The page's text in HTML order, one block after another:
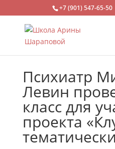
+7 (901) 547-65-50
Психиатр
Левин
класс для
проекта